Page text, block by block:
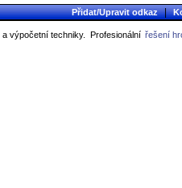
Přidat/Upravit odkaz |
a výpočetní techniky. Profesionální řešení